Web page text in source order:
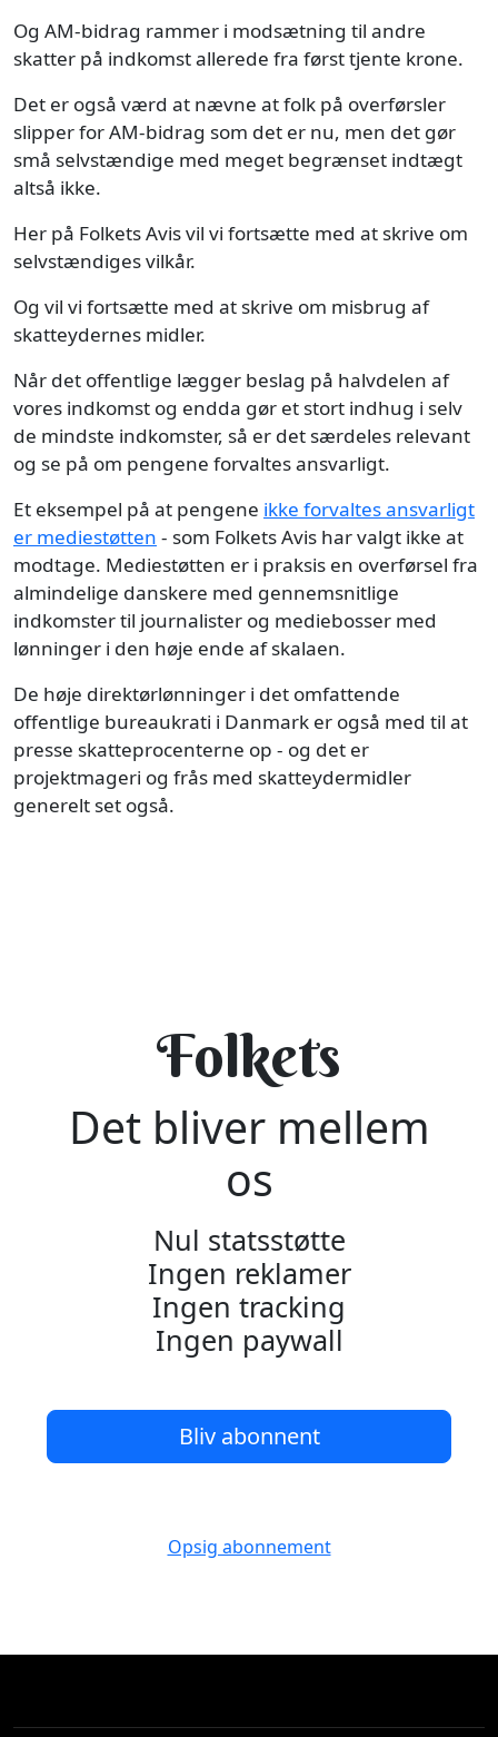
Og AM-bidrag rammer i modsætning til andre
skatter på indkomst allerede fra først tjente krone.
Det er også værd at nævne at folk på overførsler
slipper for AM-bidrag som det er nu, men det gør
små selvstændige med meget begrænset indtægt
altså ikke.
Her på Folkets Avis vil vi fortsætte med at skrive om
selvstændiges vilkår.
Og vil vi fortsætte med at skrive om misbrug af
skatteydernes midler.
Når det offentlige lægger beslag på halvdelen af
vores indkomst og endda gør et stort indhug i selv
de mindste indkomster, så er det særdeles relevant
og se på om pengene forvaltes ansvarligt.
Et eksempel på at pengene ikke forvaltes ansvarligt
er mediestøtten - som Folkets Avis har valgt ikke at
modtage. Mediestøtten er i praksis en overførsel fra
almindelige danskere med gennemsnitlige
indkomster til journalister og mediebosser med
lønninger i den høje ende af skalaen.
De høje direktørlønninger i det omfattende
offentlige bureaukrati i Danmark er også med til at
presse skatteprocenterne op - og det er
projektmageri og frås med skatteydermidler
generelt set også.
Folkets
Det bliver mellem
os
Nul statsstøtte
Ingen reklamer
Ingen tracking
Ingen paywall
Bliv abonnent
Opsig abonnement